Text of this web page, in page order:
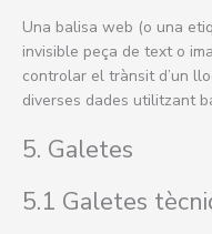
Una balisa web (o una
invisible peça de text o
controlar el trànsit d’un
diverses dades utilitzant
5. Galetes
5.1 Galetes